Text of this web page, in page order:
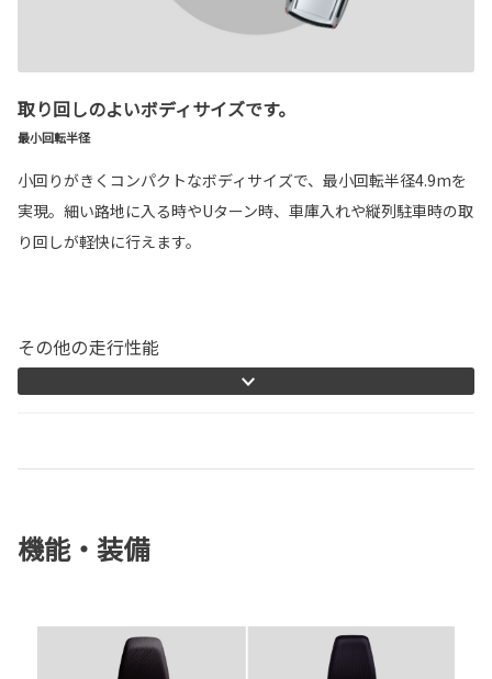
取り回しのよいボディサイズです。
最小回転半径
小回りがきくコンパクトなボディサイズで、最小回転半径4.9mを
実現。細い路地に入る時やUターン時、車庫入れや縦列駐車時の取
り回しが軽快に行えます。
その他の走行性能
機能・装備